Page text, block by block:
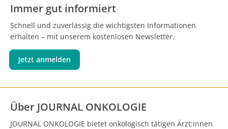
Immer gut informiert
Schnell und zuverlässig die wichtigsten Informationen
erhalten – mit unserem kostenlosen Newsletter.
Jetzt anmelden
Über JOURNAL ONKOLOGIE
JOURNAL ONKOLOGIE bietet onkologisch tätigen Ärzt:innen